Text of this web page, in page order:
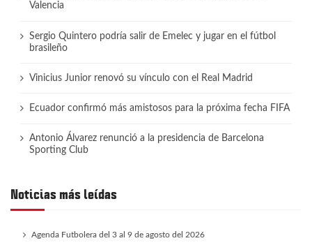
Valencia
Sergio Quintero podría salir de Emelec y jugar en el fútbol
brasileño
Vinicius Junior renovó su vínculo con el Real Madrid
Ecuador confirmó más amistosos para la próxima fecha FIFA
Antonio Álvarez renunció a la presidencia de Barcelona
Sporting Club
Noticias más leídas
Agenda Futbolera del 3 al 9 de agosto del 2026